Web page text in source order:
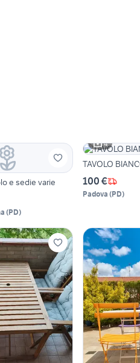
e sedie varie
(PD)
4
TAVOLO
100 €
Padova (PD)